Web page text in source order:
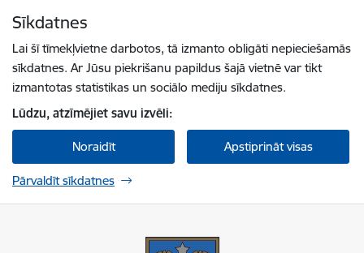
Sīkdatnes
Lai šī tīmekļvietne darbotos, tā izmanto obligāti nepieciešamās
sīkdatnes. Ar Jūsu piekrišanu papildus šajā vietnē var tikt
izmantotas statistikas un sociālo mediju sīkdatnes.
Lūdzu, atzīmējiet savu izvēli:
Noraidīt Apstiprināt visas
Pārvaldīt sīkdatnes